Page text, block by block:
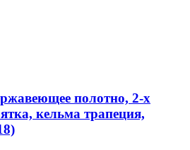
полотно, 2-х
кельма трапеция,